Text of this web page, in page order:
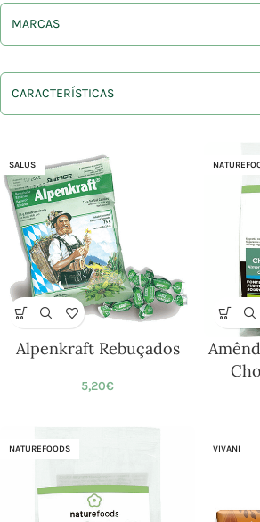
MARCAS
CARACTERÍSTICAS
SALUS
Alpenkraft Rebuçados
5,20€
NATUREFOODS VIVANI